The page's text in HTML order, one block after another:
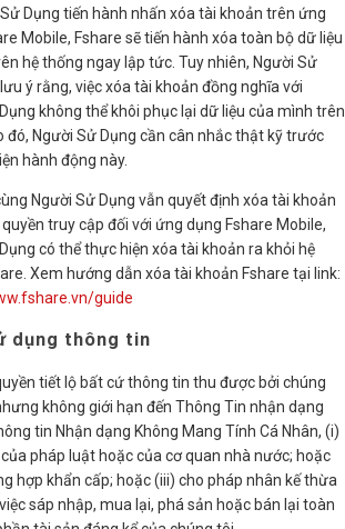
Dụng tiến hành nhấn xóa tài khoản trên ứng
Mobile, Fshare sẽ tiến hành xóa toàn bộ dữ liệu
hệ thống ngay lập tức. Tuy nhiên, Người Sử
ý rằng, việc xóa tài khoản đồng nghĩa với
không thể khôi phục lại dữ liệu của mình trên
đó, Người Sử Dụng cần cân nhắc thật kỹ trước
hành động này.
Người Sử Dụng vẫn quyết định xóa tài khoản
truy cập đối với ứng dụng Fshare Mobile,
có thể thực hiện xóa tài khoản ra khỏi hệ
Xem hướng dẫn xóa tài khoản Fshare tại link:
guide
dụng thông tin
tiết lộ bất cứ thông tin thu được bởi chúng
không giới hạn đến Thông Tin nhận dạng
tin Nhận dạng Không Mang Tính Cá Nhân, (i)
pháp luật hoặc của cơ quan nhà nước; hoặc
hợp khẩn cấp; hoặc (iii) cho pháp nhân kế thừa
sáp nhập, mua lại, phá sản hoặc bán lại toàn